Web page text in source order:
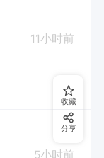
11小时前
5小时前
收藏
分享